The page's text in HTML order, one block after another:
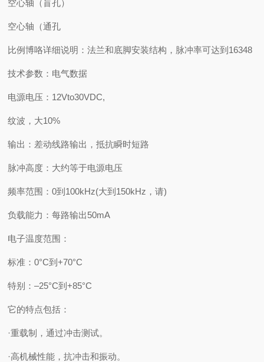
空心轴（盲孔）
空心轴（通孔
比例博咯详细说明：法兰和底脚安装结构，脉冲率可达到16348
技术参数：电气数据
电源电压：12Vto30VDC,
纹波，大10%
输出：差动线路输出，抵抗瞬时短路
脉冲高度：大约等于电源电压
频率范围：0到100kHz(大到150kHz，请)
负载能力：每路输出50mA
电子温度范围：
标准：0°C到+70°C
特别：–25°C到+85°C
它的特点包括：
·重载制，通过冲击测试。
·高机械性能，抗冲击和振动。